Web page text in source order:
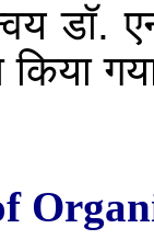
डॉ.
किया